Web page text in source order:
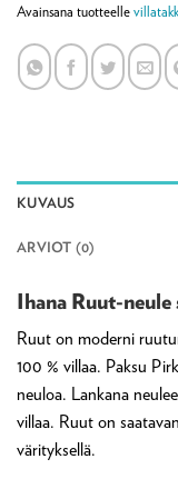
Avainsana tuotteelle
KUVAUS
ARVIOT (0)
Ihana Ruut-neule
Ruut on moderni
100 % villaa. Paksu
neuloa. Lankana
villaa. Ruut on
värityksellä.